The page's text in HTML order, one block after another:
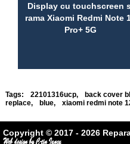
Display cu touchscreen
rama Xiaomi Redmi Note
Pro+ 5G
Tags: 22101316ucp, back cover
replace, blue, xiaomi redmi note
Copyright © 2017 - 2026